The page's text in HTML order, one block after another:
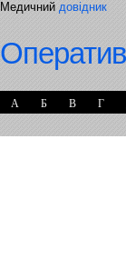
Медичний довідник
А Б В Г